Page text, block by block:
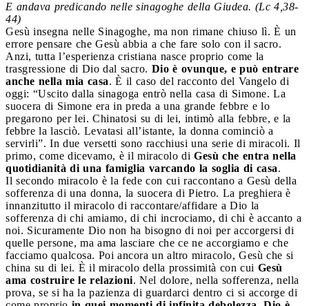
E andava predicando nelle sinagoghe della Giudea. (Lc 4,38-
44)
Gesù insegna nelle Sinagoghe, ma non rimane chiuso lì. È un
errore pensare che Gesù abbia a che fare solo con il sacro.
Anzi, tutta l’esperienza cristiana nasce proprio come la
trasgressione di Dio dal sacro. Dio è ovunque, e può entrare
anche nella mia casa. È il caso del racconto del Vangelo di
oggi: “Uscito dalla sinagoga entrò nella casa di Simone. La
suocera di Simone era in preda a una grande febbre e lo
pregarono per lei. Chinatosi su di lei, intimò alla febbre, e la
febbre la lasciò. Levatasi all’istante, la donna cominciò a
servirli”. In due versetti sono racchiusi una serie di miracoli. Il
primo, come dicevamo, è il miracolo di Gesù che entra nella
quotidianità di una famiglia varcando la soglia di casa.
Il secondo miracolo è la fede con cui raccontano a Gesù della
sofferenza di una donna, la suocera di Pietro. La preghiera è
innanzitutto il miracolo di raccontare/affidare a Dio la
sofferenza di chi amiamo, di chi incrociamo, di chi è accanto a
noi. Sicuramente Dio non ha bisogno di noi per accorgersi di
quelle persone, ma ama lasciare che ce ne accorgiamo e che
facciamo qualcosa. Poi ancora un altro miracolo, Gesù che si
china su di lei. È il miracolo della prossimità con cui Gesù
ama costruire le relazioni. Nel dolore, nella sofferenza, nella
prova, se si ha la pazienza di guardarci dentro ci si accorge di